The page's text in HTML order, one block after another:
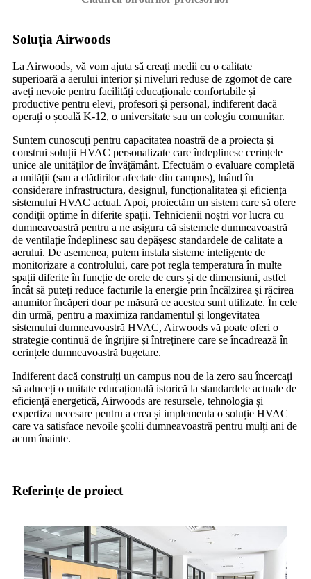
Soluția Airwoods
La Airwoods, vă vom ajuta să creați medii cu o calitate
superioară a aerului interior și niveluri reduse de zgomot de care
aveți nevoie pentru facilități educaționale confortabile și
productive pentru elevi, profesori și personal, indiferent dacă
operați o școală K-12, o universitate sau un colegiu comunitar.
Suntem cunoscuți pentru capacitatea noastră de a proiecta și
construi soluții HVAC personalizate care îndeplinesc cerințele
unice ale unităților de învățământ. Efectuăm o evaluare completă
a unității (sau a clădirilor afectate din campus), luând în
considerare infrastructura, designul, funcționalitatea și eficiența
sistemului HVAC actual. Apoi, proiectăm un sistem care să ofere
condiții optime în diferite spații. Tehnicienii noștri vor lucra cu
dumneavoastră pentru a ne asigura că sistemele dumneavoastră
de ventilație îndeplinesc sau depășesc standardele de calitate a
aerului. De asemenea, putem instala sisteme inteligente de
monitorizare a controlului, care pot regla temperatura în multe
spații diferite în funcție de orele de curs și de dimensiuni, astfel
încât să puteți reduce facturile la energie prin încălzirea și răcirea
anumitor încăperi doar pe măsură ce acestea sunt utilizate. În cele
din urmă, pentru a maximiza randamentul și longevitatea
sistemului dumneavoastră HVAC, Airwoods vă poate oferi o
strategie continuă de îngrijire și întreținere care se încadrează în
cerințele dumneavoastră bugetare.
Indiferent dacă construiți un campus nou de la zero sau încercați
să aduceți o unitate educațională istorică la standardele actuale de
eficiență energetică, Airwoods are resursele, tehnologia și
expertiza necesare pentru a crea și implementa o soluție HVAC
care va satisface nevoile școlii dumneavoastră pentru mulți ani de
acum înainte.
Referințe de proiect